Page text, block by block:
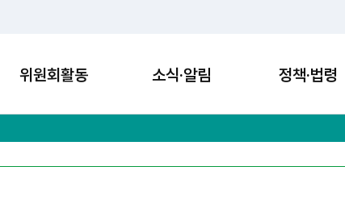
위원회활동 소식·알림 정책·법령